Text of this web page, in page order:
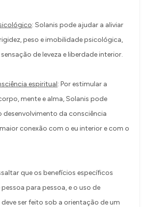
: Solanis pode ajudar a aliviar
peso e imobilidade psicológica,
de leveza e liberdade interior.
espiritual: Por estimular a
mente e alma, Solanis pode
desenvolvimento da consciência
conexão com o eu interior e com o
que os benefícios específicos
para pessoa, e o uso de
ser feito sob a orientação de um